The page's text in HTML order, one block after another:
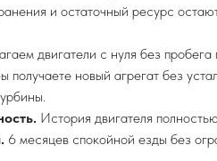
и остаточный ресурс
двигатели с нуля без пробега
получаете новый агрегат без
История двигателя
6 месяцев спокойной езды без